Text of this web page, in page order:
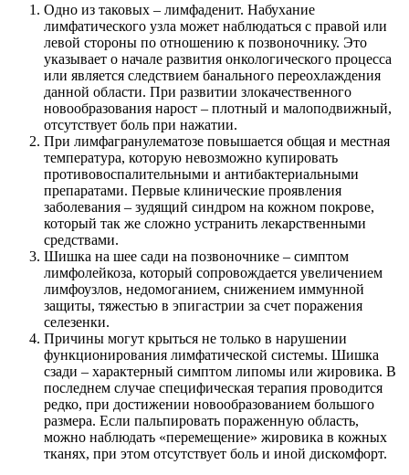
Одно из таковых – лимфаденит. Набухание
лимфатического узла может наблюдаться с правой или
левой стороны по отношению к позвоночнику. Это
указывает о начале развития онкологического процесса
или является следствием банального переохлаждения
данной области. При развитии злокачественного
новообразования нарост – плотный и малоподвижный,
отсутствует боль при нажатии.
При лимфагранулематозе повышается общая и местная
температура, которую невозможно купировать
противовоспалительными и антибактериальными
препаратами. Первые клинические проявления
заболевания – зудящий синдром на кожном покрове,
который так же сложно устранить лекарственными
средствами.
Шишка на шее сади на позвоночнике – симптом
лимфолейкоза, который сопровождается увеличением
лимфоузлов, недомоганием, снижением иммунной
защиты, тяжестью в эпигастрии за счет поражения
селезенки.
Причины могут крыться не только в нарушении
функционирования лимфатической системы. Шишка
сзади – характерный симптом липомы или жировика. В
последнем случае специфическая терапия проводится
редко, при достижении новообразованием большого
размера. Если пальпировать пораженную область,
можно наблюдать «перемещение» жировика в кожных
тканях, при этом отсутствует боль и иной дискомфорт.